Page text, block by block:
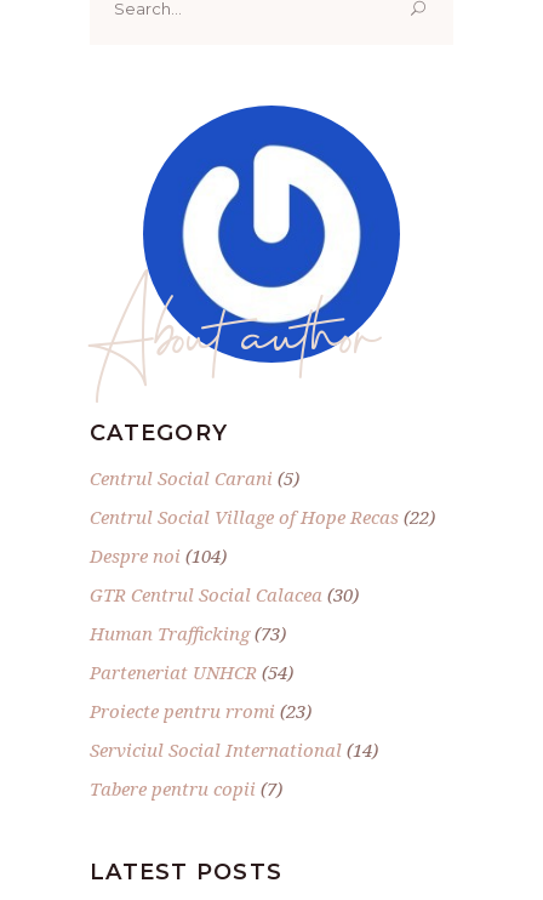
for:
About author
CATEGORY
Centrul Social Carani (5)
Centrul Social Village of Hope Recas (22)
Despre noi (104)
GTR Centrul Social Calacea (30)
Human Trafficking(73)
Parteneriat UNHCR (54)
Proiecte pentru rromi (23)
Serviciul Social International (14)
Tabere pentru copii (7)
LATEST POSTS